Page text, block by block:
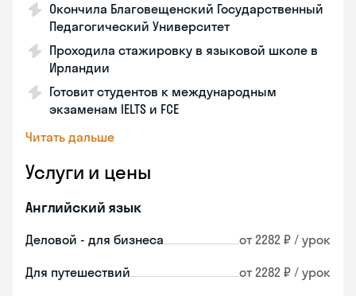
Окончила Благовещенский Государственный
Педагогический Университет
Проходила стажировку в языковой школе в
Ирландии
Готовит студентов к международным
экзаменам IELTS и FCE
Читать дальше
Услуги и цены
Английский язык
Деловой - для бизнеса от 2282 ₽ / урок
Для путешествий от 2282 ₽ / урок